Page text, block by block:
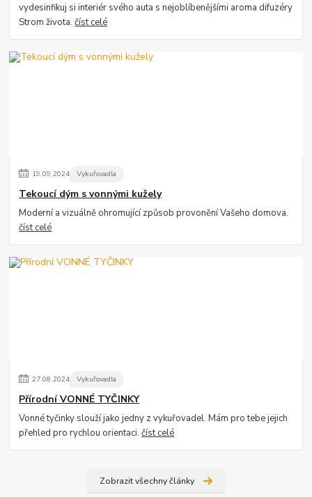
vydesinfikuj si interiér svého auta s nejoblíbenějšími aroma difuzéry
Strom života.číst celé
19.09.2024 Vykuřovadla
Tekoucí dým s vonnými kužely
Moderní a vizuálně ohromující způsob provonění Vašeho domova.
číst celé
27.08.2024 Vykuřovadla
Přírodní VONNÉ TYČINKY
Vonné tyčinky slouží jako jedny z vykuřovadel. Mám pro tebe jejich
přehled pro rychlou orientaci.číst celé
Zobrazit všechny články